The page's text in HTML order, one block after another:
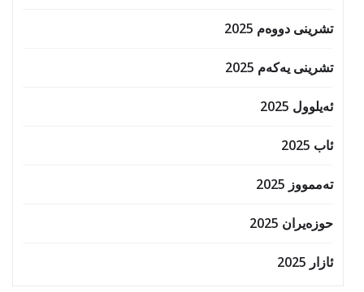
تشرینی دووەم 2025
تشرینی یەکەم 2025
ئەیلوول 2025
ئاب 2025
تەممووز 2025
حوزه‌یران 2025
ئازار 2025